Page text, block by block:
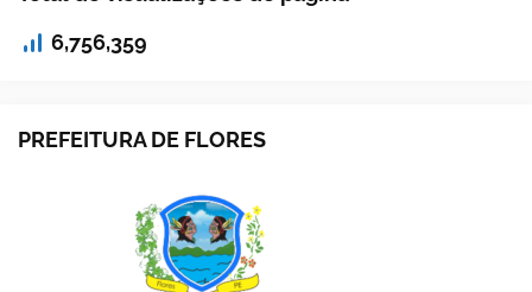
6,756,359
PREFEITURA DE FLORES